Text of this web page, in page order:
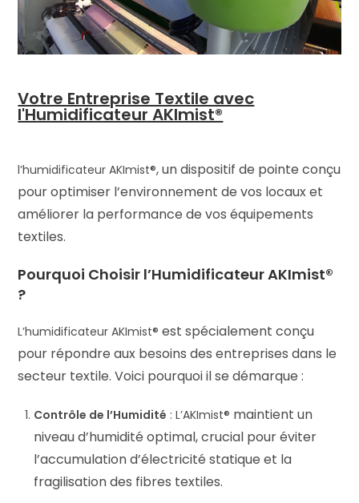
Votre Entreprise Textile avec
l'Humidificateur AKImist®
l’humidificateurAKImist®, un dispositif de pointe conçu
pour optimiser l’environnement de vos locaux et
améliorer la performance de vos équipements
textiles.
Pourquoi Choisir l’Humidificateur AKImist®
?
L’humidificateurAKImist® est spécialement conçu
pour répondre aux besoins des entreprises dans le
secteur textile. Voici pourquoi il se démarque :
Contrôle de l’Humidité : L’AKImist® maintient un
niveau d’humidité optimal, crucial pour éviter
l’accumulation d’électricité statique et la
fragilisation des fibres textiles.